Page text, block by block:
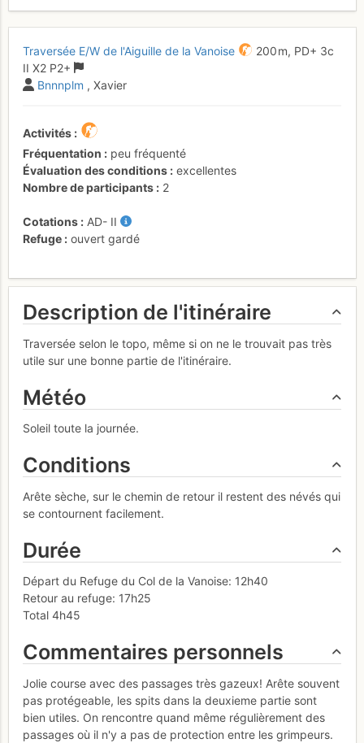
Traversée E/W de l'Aiguille de la Vanoise 200 m, PD+ 3c
II X2 P2+
Bnnnplm , Xavier
Activités
Fréquentation
peu fréquenté
Évaluation des conditions
excellentes
Nombre de participants
2
Cotations AD- II
Refuge
ouvert gardé
Description de l'itinéraire
Traversée selon le topo, même si on ne le trouvait pas très
utile sur une bonne partie de l'itinéraire.
Météo
Soleil toute la journée.
Conditions
Arête sèche, sur le chemin de retour il restent des névés qui
se contournent facilement.
Durée
Départ du Refuge du Col de la Vanoise: 12h40
Retour au refuge: 17h25
Total 4h45
Commentaires personnels
Jolie course avec des passages très gazeux! Arête souvent
pas protégeable, les spits dans la deuxieme partie sont
bien utiles. On rencontre quand même régulièrement des
passages où il n'y a pas de protection entre les grimpeurs.